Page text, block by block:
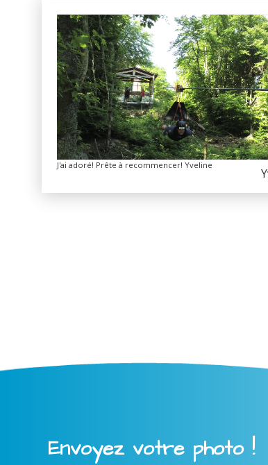
J'ai adoré! Prête à recommencer! Yveline
Envoyez votre photo !